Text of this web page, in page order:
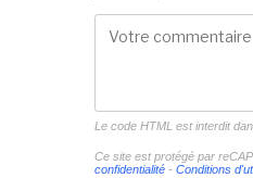
Le code HTML est interdit
Ce site est protégé par
confidentialité- Conditions